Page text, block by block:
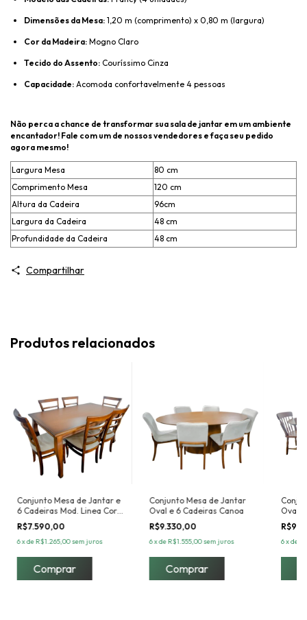
Dimensões da Mesa: 1,20 m (comprimento) x 0,80 m (largura)
Cor da Madeira: Mogno Claro
Tecido do Assento: Couríssimo Cinza
Capacidade: Acomoda confortavelmente 4 pessoas
Não perca a chance de transformar sua sala de jantar em um ambiente
encantador! Fale com um de nossos vendedores e faça seu pedido
agora mesmo!
Largura Mesa
80 cm
Comprimento Mesa
120 cm
Altura da Cadeira
96cm
Largura da Cadeira
48 cm
Profundidade da Cadeira
48 cm
Compartilhar
Produtos relacionados
Conjunto Mesa de Jantar e
6 Cadeiras Mod. Linea Cor
Tabaco
R$7.590,00
6xdeR$1.265,00sem juros
Comprar
Conjunto Mesa de Jantar
Oval e 6 Cadeiras Canoa
R$9.330,00
6xdeR$1.555,00sem juros
Oval
6xde